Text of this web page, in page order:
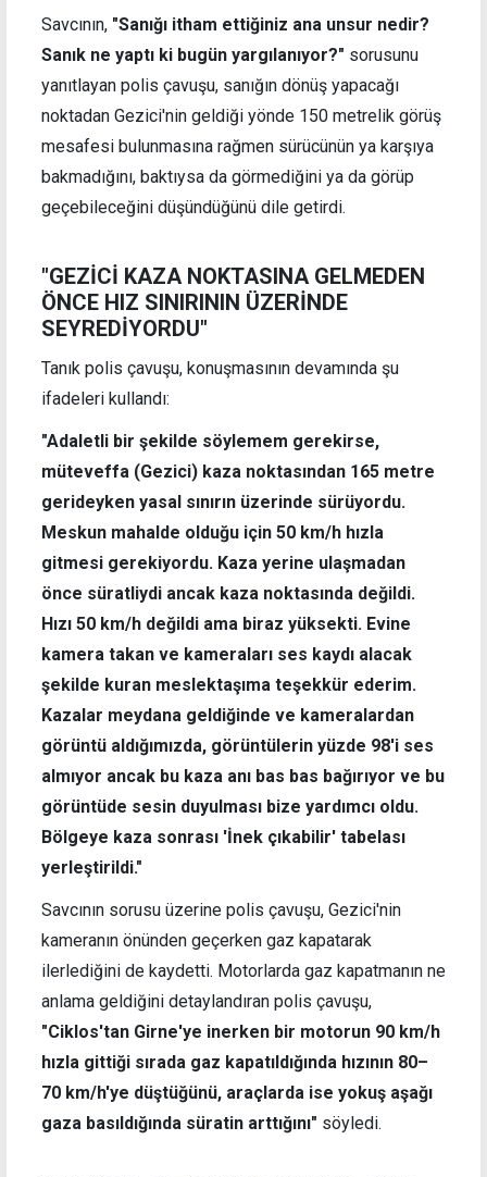
Savcının, "Sanığı itham ettiğiniz ana unsur nedir?
Sanık ne yaptı ki bugün yargılanıyor?" sorusunu
yanıtlayan polis çavuşu, sanığın dönüş yapacağı
noktadan Gezici'nin geldiği yönde 150 metrelik görüş
mesafesi bulunmasına rağmen sürücünün ya karşıya
bakmadığını, baktıysa da görmediğini ya da görüp
geçebileceğini düşündüğünü dile getirdi.
"GEZİCİ KAZA NOKTASINA GELMEDEN
ÖNCE HIZ SINIRININ ÜZERİNDE
SEYREDİYORDU"
Tanık polis çavuşu, konuşmasının devamında şu
ifadeleri kullandı:
"Adaletli bir şekilde söylemem gerekirse,
müteveffa (Gezici) kaza noktasından 165 metre
gerideyken yasal sınırın üzerinde sürüyordu.
Meskun mahalde olduğu için 50 km/h hızla
gitmesi gerekiyordu. Kaza yerine ulaşmadan
önce süratliydi ancak kaza noktasında değildi.
Hızı 50 km/h değildi ama biraz yüksekti. Evine
kamera takan ve kameraları ses kaydı alacak
şekilde kuran meslektaşıma teşekkür ederim.
Kazalar meydana geldiğinde ve kameralardan
görüntü aldığımızda, görüntülerin yüzde 98'i ses
almıyor ancak bu kaza anı bas bas bağırıyor ve bu
görüntüde sesin duyulması bize yardımcı oldu.
Bölgeye kaza sonrası 'İnek çıkabilir' tabelası
yerleştirildi."
Savcının sorusu üzerine polis çavuşu, Gezici'nin
kameranın önünden geçerken gaz kapatarak
ilerlediğini de kaydetti. Motorlarda gaz kapatmanın ne
anlama geldiğini detaylandıran polis çavuşu,
"Ciklos'tan Girne'ye inerken bir motorun 90 km/h
hızla gittiği sırada gaz kapatıldığında hızının 80–
70 km/h'ye düştüğünü, araçlarda ise yokuş aşağı
gaza basıldığında süratin arttığını" söyledi.